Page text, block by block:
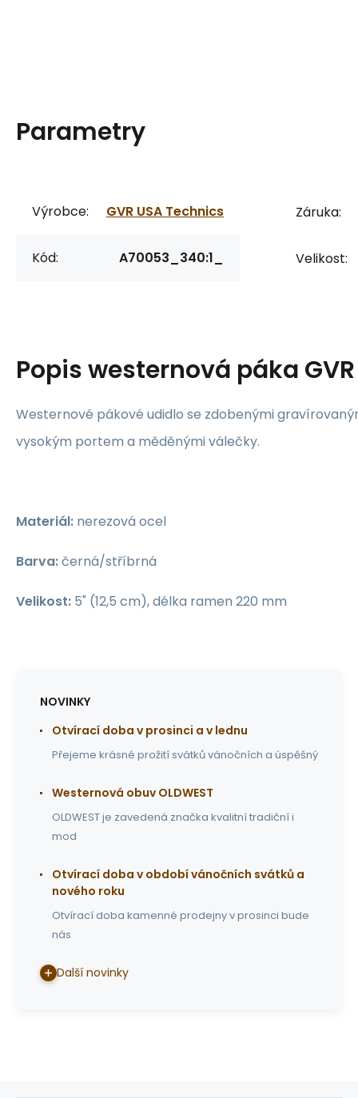
Parametry
Výrobce: GVR USA Technics
Kód: A70053_340:1_
Záruka:
Velikost:
Popiswesternová páka
Westernové pákové udidlo se zdobenými
vysokým portem a měděnými válečky.
Materiál: nerezová ocel
Barva:černá/stříbrná
Velikost: 5" (12,5 cm), délka ramen 220 mm
NOVINKY
Otvírací doba v prosinci a v lednu
Přejeme krásné prožití svátků vánočních a úspěšný
Westernová obuv OLDWEST
OLDWEST je zavedená značka kvalitní tradiční i
mod
Otvírací doba v období vánočních svátků a
nového roku
Otvírací doba kamenné prodejny v prosinci bude
nás
Další novinky